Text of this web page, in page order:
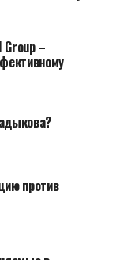
–
против